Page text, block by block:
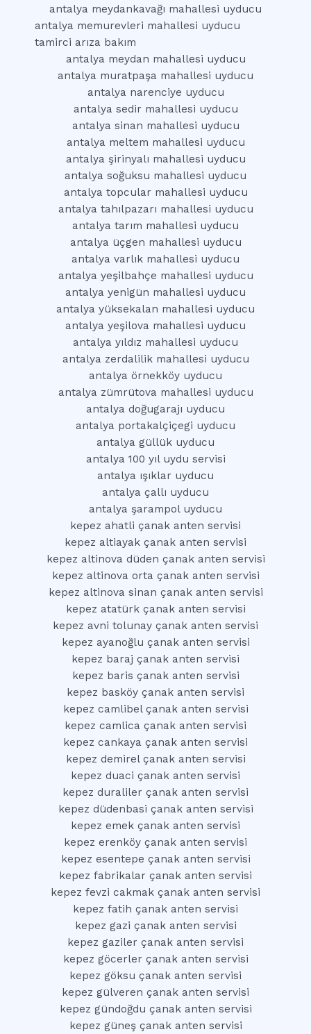
antalya meydankavağı mahallesi uyducu
antalya memurevleri mahallesi uyducu
tamirci arıza bakım
antalya meydan mahallesi uyducu
antalya muratpaşa mahallesi uyducu
antalya narenciye uyducu
antalya sedir mahallesi uyducu
antalya sinan mahallesi uyducu
antalya meltem mahallesi uyducu
antalya şirinyalı mahallesi uyducu
antalya soğuksu mahallesi uyducu
antalya topcular mahallesi uyducu
antalya tahılpazarı mahallesi uyducu
antalya tarım mahallesi uyducu
antalya üçgen mahallesi uyducu
antalya varlık mahallesi uyducu
antalya yeşilbahçe mahallesi uyducu
antalya yenigün mahallesi uyducu
antalya yüksekalan mahallesi uyducu
antalya yeşilova mahallesi uyducu
antalya yıldız mahallesi uyducu
antalya zerdalilik mahallesi uyducu
antalya örnekköy uyducu
antalya zümrütova mahallesi uyducu
antalya doğugarajı uyducu
antalya portakalçiçegi uyducu
antalya güllük uyducu
antalya 100 yıl uydu servisi
antalya ışıklar uyducu
antalya çallı uyducu
antalya şarampol uyducu
kepez ahatli çanak anten servisi
kepez altiayak çanak anten servisi
kepez altinova düden çanak anten servisi
kepez altinova orta çanak anten servisi
kepez altinova sinan çanak anten servisi
kepez atatürk çanak anten servisi
kepez avni tolunay çanak anten servisi
kepez ayanoğlu çanak anten servisi
kepez baraj çanak anten servisi
kepez baris çanak anten servisi
kepez basköy çanak anten servisi
kepez camlibel çanak anten servisi
kepez camlica çanak anten servisi
kepez cankaya çanak anten servisi
kepez demirel çanak anten servisi
kepez duaci çanak anten servisi
kepez duraliler çanak anten servisi
kepez düdenbasi çanak anten servisi
kepez emek çanak anten servisi
kepez erenköy çanak anten servisi
kepez esentepe çanak anten servisi
kepez fabrikalar çanak anten servisi
kepez fevzi cakmak çanak anten servisi
kepez fatih çanak anten servisi
kepez gazi çanak anten servisi
kepez gaziler çanak anten servisi
kepez göcerler çanak anten servisi
kepez göksu çanak anten servisi
kepez gülveren çanak anten servisi
kepez gündoğdu çanak anten servisi
kepez güneş çanak anten servisi